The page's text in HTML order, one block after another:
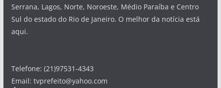
Serrana, Lagos, Norte, Noroeste, Médio Paraíba e Centro
Sul do estado do Rio de Janeiro. O melhor da notícia está
aqui.
Telefone: (21)97531-4343
Email: tvprefeito@yahoo.com